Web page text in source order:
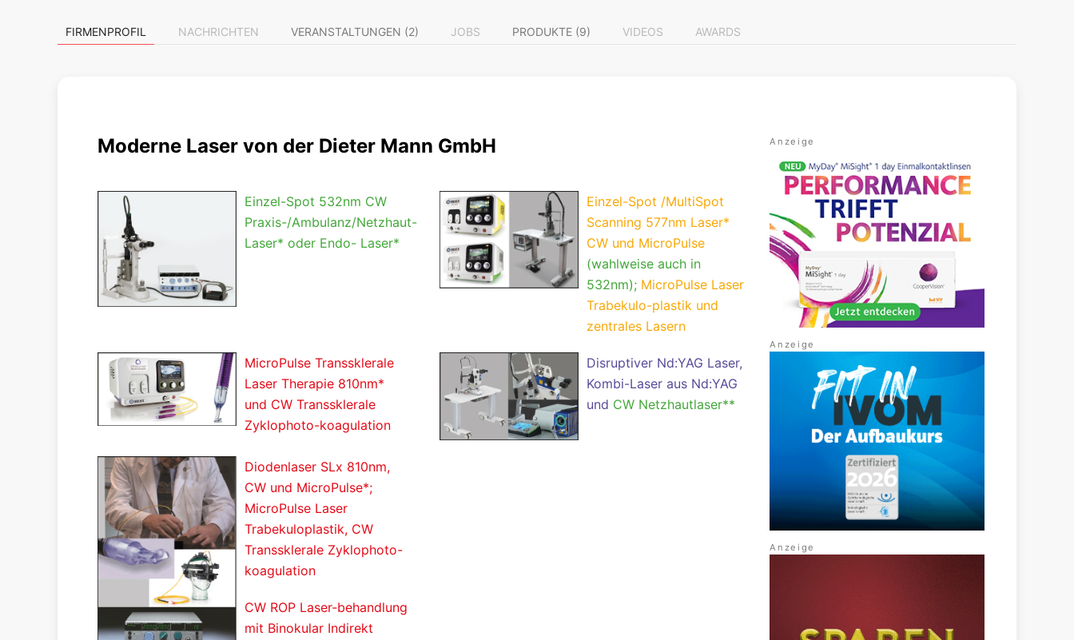
FIRMENPROFIL NACHRICHTEN VERANSTALTUNGEN (2) JOBS PRODUKTE (9) VIDEOS AWARDS
Moderne Laser von der Dieter Mann GmbH
Einzel-Spot 532nm CW
Praxis-/Ambulanz/Netzhaut-
Laser* oder Endo- Laser*
Einzel-Spot /MultiSpot
Scanning 577nm Laser*
CW und MicroPulse
(wahlweise auch in
532nm); MicroPulse Laser
Trabekulo-plastik und
zentrales Lasern
MicroPulse Transsklerale
Laser Therapie 810nm*
und CW Transsklerale
Zyklophoto-koagulation
Disruptiver Nd:YAG Laser,
Kombi-Laser aus Nd:YAG
und CW Netzhautlaser**
Diodenlaser SLx 810nm,
CW und MicroPulse*;
MicroPulse Laser
Trabekuloplastik, CW
Transsklerale Zyklophoto-
koagulation
CW ROP Laser-behandlung
mit Binokular Indirekt